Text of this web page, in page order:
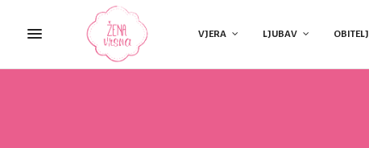
VJERA LJUBAV OBITELJ